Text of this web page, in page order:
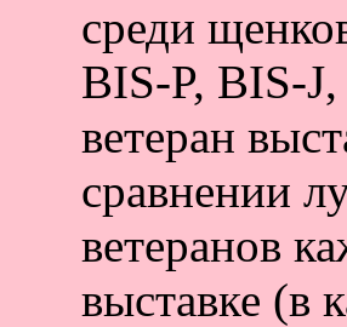
среди
BIS-P, BIS-
ветеран
сравнении
ветеранов
выставке (в